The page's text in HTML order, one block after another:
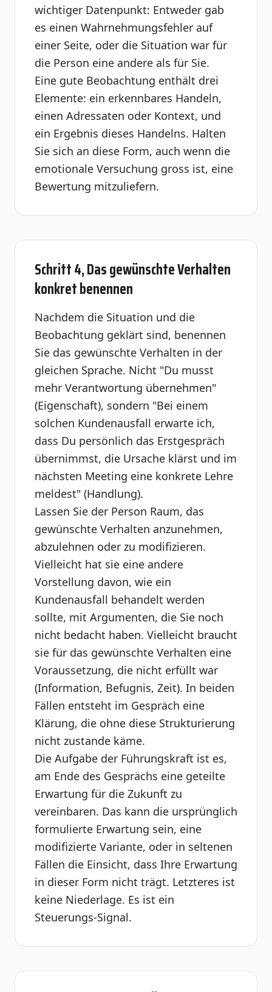
wichtiger Datenpunkt: Entweder gab
es einen Wahrnehmungsfehler auf
einer Seite, oder die Situation war für
die Person eine andere als für Sie.
Eine gute Beobachtung enthält drei
Elemente: ein erkennbares Handeln,
einen Adressaten oder Kontext, und
ein Ergebnis dieses Handelns. Halten
Sie sich an diese Form, auch wenn die
emotionale Versuchung gross ist, eine
Bewertung mitzuliefern.
Schritt 4, Das gewünschte Verhalten
konkret benennen
Nachdem die Situation und die
Beobachtung geklärt sind, benennen
Sie das gewünschte Verhalten in der
gleichen Sprache. Nicht "Du musst
mehr Verantwortung übernehmen"
(Eigenschaft), sondern "Bei einem
solchen Kundenausfall erwarte ich,
dass Du persönlich das Erstgespräch
übernimmst, die Ursache klärst und im
nächsten Meeting eine konkrete Lehre
meldest" (Handlung).
Lassen Sie der Person Raum, das
gewünschte Verhalten anzunehmen,
abzulehnen oder zu modifizieren.
Vielleicht hat sie eine andere
Vorstellung davon, wie ein
Kundenausfall behandelt werden
sollte, mit Argumenten, die Sie noch
nicht bedacht haben. Vielleicht braucht
sie für das gewünschte Verhalten eine
Voraussetzung, die nicht erfüllt war
(Information, Befugnis, Zeit). In beiden
Fällen entsteht im Gespräch eine
Klärung, die ohne diese Strukturierung
nicht zustande käme.
Die Aufgabe der Führungskraft ist es,
am Ende des Gesprächs eine geteilte
Erwartung für die Zukunft zu
vereinbaren. Das kann die ursprünglich
formulierte Erwartung sein, eine
modifizierte Variante, oder in seltenen
Fällen die Einsicht, dass Ihre Erwartung
in dieser Form nicht trägt. Letzteres ist
keine Niederlage. Es ist ein
Steuerungs-Signal.